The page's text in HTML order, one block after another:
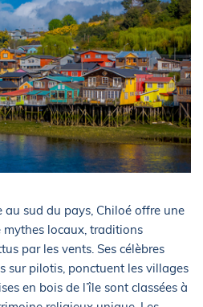
au sud du pays, Chiloé offre une
locaux, traditions
par les vents. Ses célèbres
sur pilotis, ponctuent les villages
en bois de l’île sont classées à